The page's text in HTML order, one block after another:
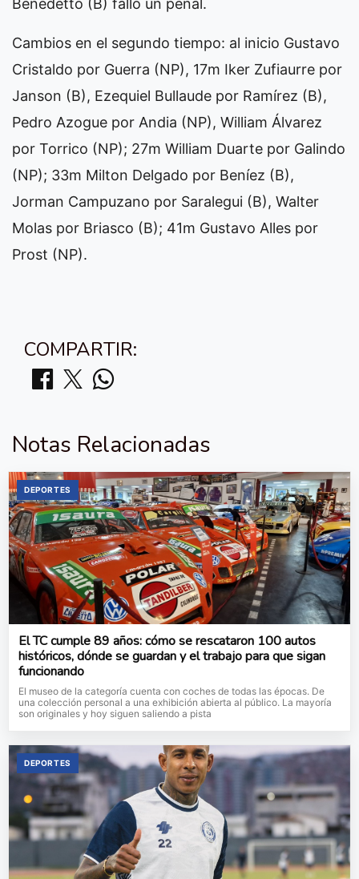
Benedetto (B) falló un penal.
Cambios en el segundo tiempo: al inicio Gustavo
Cristaldo por Guerra (NP), 17m Iker Zufiaurre por
Janson (B), Ezequiel Bullaude por Ramírez (B),
Pedro Azogue por Andia (NP), William Álvarez
por Torrico (NP); 27m William Duarte por Galindo
(NP); 33m Milton Delgado por Beníez (B),
Jorman Campuzano por Saralegui (B), Walter
Molas por Briasco (B); 41m Gustavo Alles por
Prost (NP).
COMPARTIR:
Notas Relacionadas
DEPORTES
El TC cumple 89 años: cómo se rescataron 100 autos
históricos, dónde se guardan y el trabajo para que sigan
funcionando
El museo de la categoría cuenta con coches de todas las épocas. De
una colección personal a una exhibición abierta al público. La mayoría
son originales y hoy siguen saliendo a pista
DEPORTES